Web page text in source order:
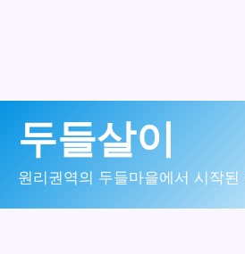
로
두들살이
원리권역의 두들마을에서 시작된